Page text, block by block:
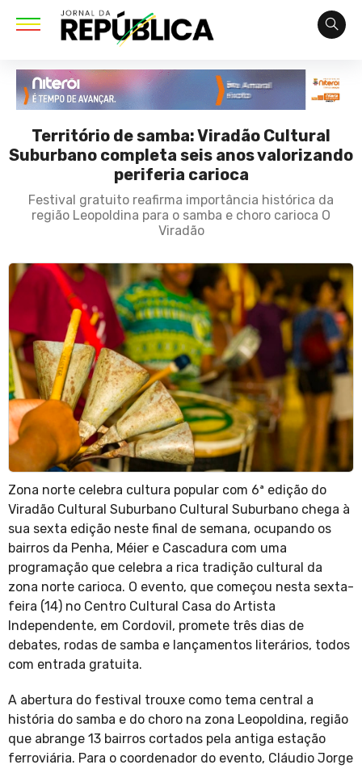
Território de samba: Viradão Cultural
Suburbano completa seis anos valorizando
periferia carioca
Festival gratuito reafirma importância histórica da
região Leopoldina para o samba e choro carioca O
Viradão
Zona norte celebra cultura popular com 6ª edição do
Viradão Cultural Suburbano Cultural Suburbano chega à
sua sexta edição neste final de semana, ocupando os
bairros da Penha, Méier e Cascadura com uma
programação que celebra a rica tradição cultural da
zona norte carioca. O evento, que começou nesta sexta-
feira (14) no Centro Cultural Casa do Artista
Independente, em Cordovil, promete três dias de
debates, rodas de samba e lançamentos literários, todos
com entrada gratuita.
A abertura do festival trouxe como tema central a
história do samba e do choro na zona Leopoldina, região
que abrange 13 bairros cortados pela antiga estação
ferroviária. Para o coordenador do evento, Cláudio Jorge